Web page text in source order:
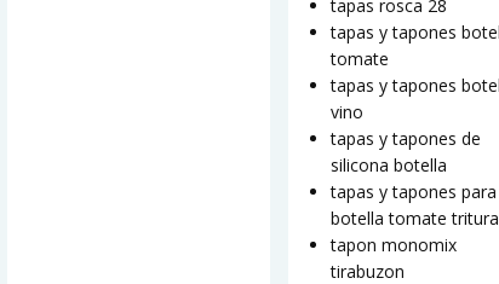
tapas rosca 28
tapas y tapones
tomate
tapas y tapones
vino
tapas y tapones de
silicona botella
tapas y tapones para
botella tomate
tapon monomix
tirabuzon